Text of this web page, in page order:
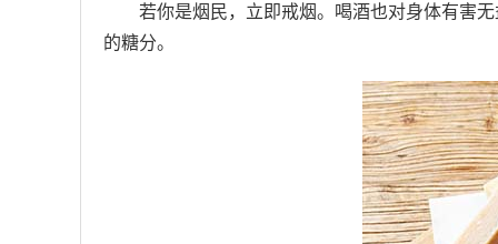
若你是烟民，立即戒烟。喝酒也对身体有害
的糖分。